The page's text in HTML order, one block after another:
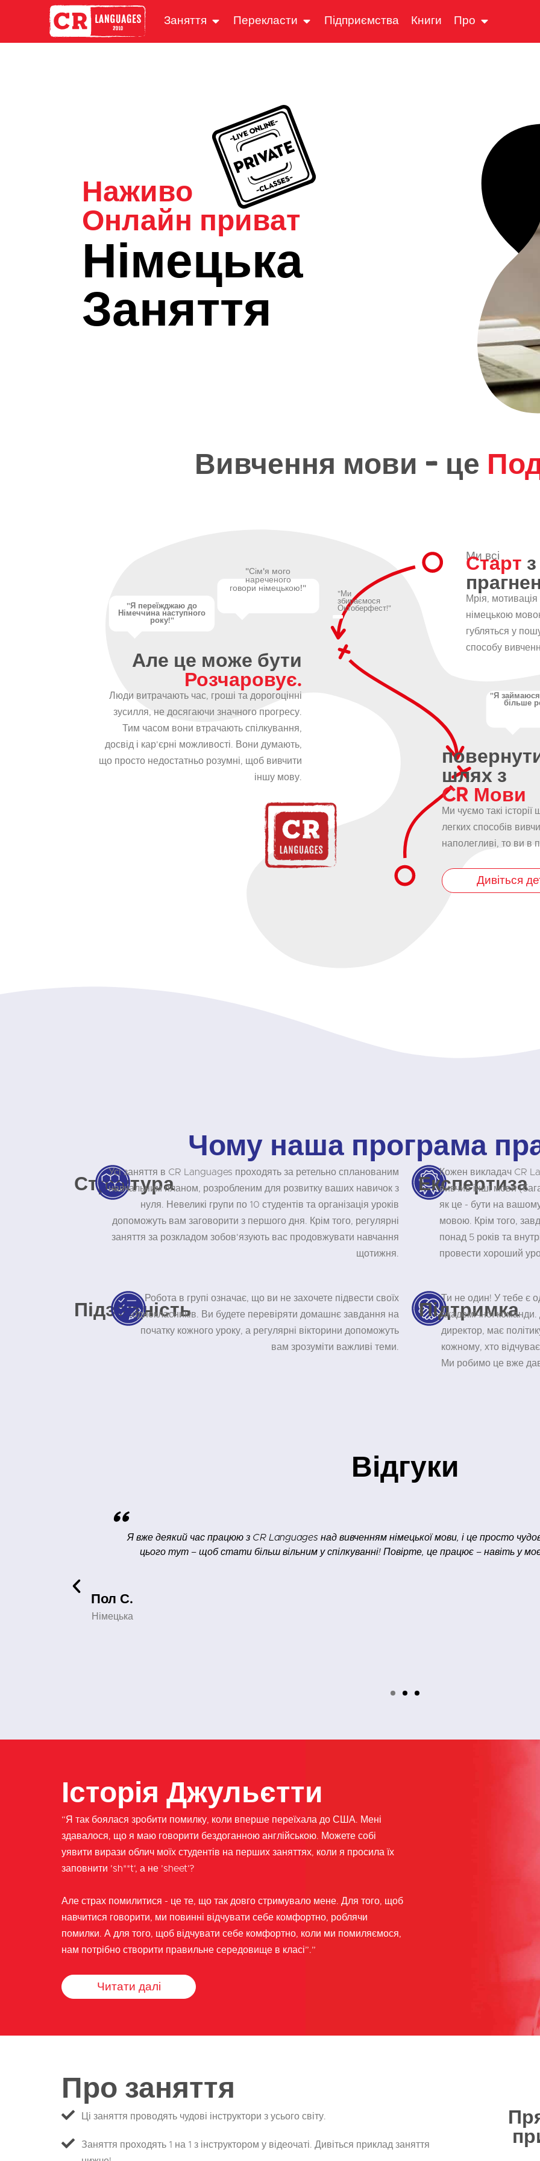
Заняття Перекласти Підприємства Книги Про
Наживо
Онлайн приват
Німецька
Заняття
Вивчення мови - це
"Я переїжджаю до
Німеччина наступного
року!"
"Сім'я мого
нареченого
говори німецькою!"
"Ми
збираємося
Октоберфест!"
Але це може бути
Розчаровує.
Люди витрачають час, гроші та дорогоцінні
зусилля, не досягаючи значного прогресу.
Тим часом вони втрачають спілкування,
досвід і кар'єрні можливості. Вони думають,
що просто недостатньо розумні, щоб вивчити
іншу мову.
Ми всі
Старт
Мрія,
німецькою
губляться у
способу
"Я
більше
шлях з
CR Мови
Ми чуємо такі
легких способів
наполегливі, то ви в
Дивіться
Чому наша програма
Структура
Усі заняття в CR Languages проходять за ретельно спланованим
навчальним планом, розробленим для розвитку ваших навичок з
нуля. Невеликі групи по 10 студентів та організація уроків
допоможуть вам заговорити з першого дня. Крім того, регулярні
заняття за розкладом зобов'язують вас продовжувати навчання
щотижня.
Експертиза
Кожен викладач CR
вивчив інші мови
як це - бути на
мовою. Крім того,
понад 5 років та
провести хороший
ПідзвітністьРобота в групі означає, що ви не захочете підвести своїх
однокласників. Ви будете перевіряти домашнє завдання на
початку кожного уроку, а регулярні вікторини допоможуть
вам зрозуміти важливі теми.
Підтримка
Ти не один! У тебе є
академічної
директор, має
кожному, хто
Ми робимо це вже
Відгуки
" Я завжди залишаю заняття з думкою, що це було варте мого часу і грошей, і що я вивчив
вважаю найкориснішими: 1) Рольові ігри або розмови німецькою мовою. Це допомагає мені
Історія Джульєтти
“Я так боялася зробити помилку, коли вперше переїхала до США. Мені
здавалося, що я маю говорити бездоганною англійською. Можете собі
уявити вирази облич моїх студентів на перших заняттях, коли я просила їх
заповнити ’sh**t‘, а не ’sheet‘?
Але страх помилитися - це те, що так довго стримувало мене. Для того, щоб
навчитися говорити, ми повинні відчувати себе комфортно, роблячи
помилки. А для того, щоб відчувати себе комфортно, коли ми помиляємося,
нам потрібно створити правильне середовище в класі”.”
Читати далі
Про заняття
Ці заняття проводять чудові інструктори з усього світу.
Заняття проходять 1 на 1 з інструктором у відеочаті. Дивіться приклад заняття